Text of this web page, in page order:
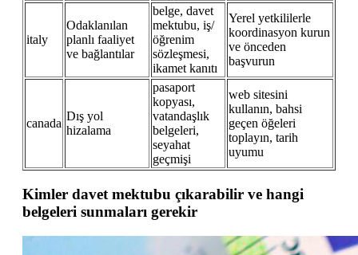
italy
Odaklanılan
planlı faaliyet
ve bağlantılar
belge, davet
mektubu, iş/
öğrenim
sözleşmesi,
ikamet kanıtı
Yerel yetkililerle
koordinasyon kurun
ve önceden
başvurun
canada
Dış yol
hizalama
pasaport
kopyası,
vatandaşlık
belgeleri,
seyahat
geçmişi
web sitesini
kullanın, bahsi
geçen öğeleri
toplayın, tarih
uyumu
Kimler davet mektubu çıkarabilir ve hangi
belgeleri sunmaları gerekir